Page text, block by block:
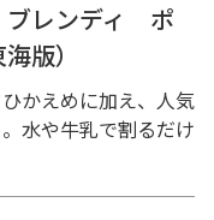
ブレンディ ポ
版）
かえめに加え、人気
水や牛乳で割るだけ